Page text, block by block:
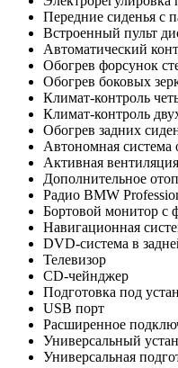
Передние сиденья с
Встроенный пульт
Автоматический
Обогрев форсунок
Обогрев боковых
Климат-контроль
Климат-контроль
Обогрев задних
Автономная система
Активная
Дополнительное
Радио BMW
Бортовой монитор с
Навигационная
DVD-система в
Телевизор
CD-чейнджер
Подготовка под
USB порт
Расширенное
Универсальный
Универсальная